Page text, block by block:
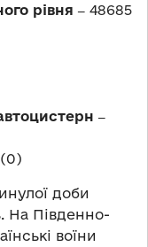
рівня ‒ 48685
‒
доби
На Південно-
воїни